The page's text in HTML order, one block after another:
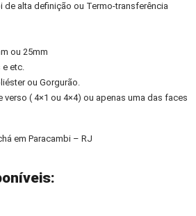
de alta definição ou Termo-transferência
ou 25mm
etc.
ou Gorgurão.
( 4×1 ou 4×4) ou apenas uma das faces
em Paracambi – RJ